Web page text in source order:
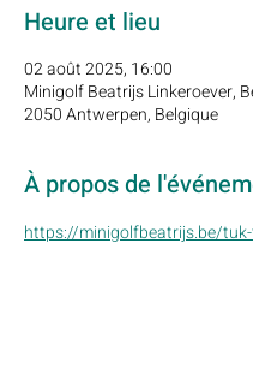
Heure et lieu
02 août 2025, 16:00
Minigolf Beatrijs Linkeroever,
2050 Antwerpen, Belgique
À propos de
https://minigolfbeatrijs.be/